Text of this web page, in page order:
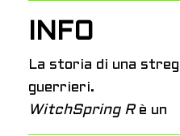
INFO
La storia di una
guerrieri.
WitchSpring Rè un